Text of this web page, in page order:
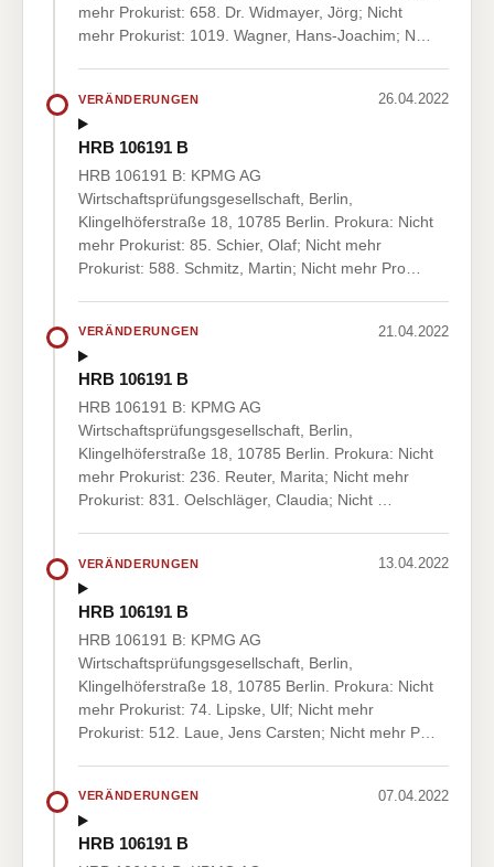
mehr Prokurist: 658. Dr. Widmayer, Jörg; Nicht
mehr Prokurist: 1019. Wagner, Hans-Joachim; N…
VERÄNDERUNGEN 26.04.2022
HRB 106191 B
HRB 106191 B: KPMG AG
Wirtschaftsprüfungsgesellschaft, Berlin,
Klingelhöferstraße 18, 10785 Berlin. Prokura: Nicht
mehr Prokurist: 85. Schier, Olaf; Nicht mehr
Prokurist: 588. Schmitz, Martin; Nicht mehr Pro…
VERÄNDERUNGEN 21.04.2022
HRB 106191 B
HRB 106191 B: KPMG AG
Wirtschaftsprüfungsgesellschaft, Berlin,
Klingelhöferstraße 18, 10785 Berlin. Prokura: Nicht
mehr Prokurist: 236. Reuter, Marita; Nicht mehr
Prokurist: 831. Oelschläger, Claudia; Nicht …
VERÄNDERUNGEN 13.04.2022
HRB 106191 B
HRB 106191 B: KPMG AG
Wirtschaftsprüfungsgesellschaft, Berlin,
Klingelhöferstraße 18, 10785 Berlin. Prokura: Nicht
mehr Prokurist: 74. Lipske, Ulf; Nicht mehr
Prokurist: 512. Laue, Jens Carsten; Nicht mehr P…
VERÄNDERUNGEN 07.04.2022
HRB 106191 B